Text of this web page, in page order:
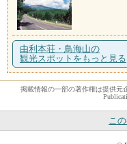
由利本荘・鳥海山の
観光スポットをもっと見る
掲載情報の一部の著作権は提供元
こ